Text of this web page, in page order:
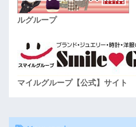
ルグループ
マイルグループ【公式】サイト